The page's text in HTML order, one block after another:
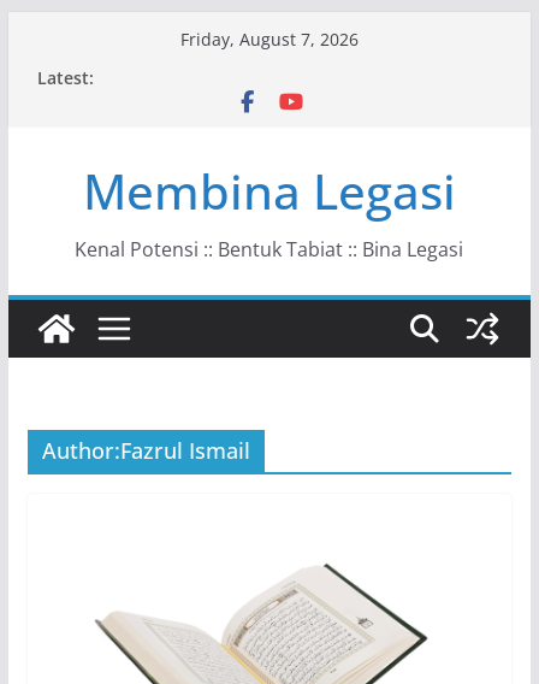
Friday, August 7, 2026
Latest:
Membina Legasi
Kenal Potensi :: Bentuk Tabiat :: Bina Legasi
Author:Fazrul Ismail